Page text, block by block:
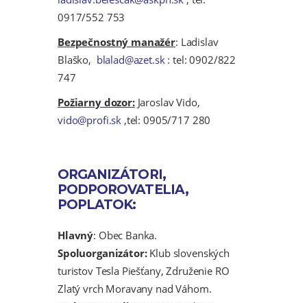
0917/552 753
Bezpečnostný manažér: Ladislav
Blaško, blalad@azet.sk: tel: 0902/822
747
Požiarny dozor:Jaroslav Vido,
vido@profi.sk ,tel: 0905/717 280
ORGANIZÁTORI,
PODPOROVATELIA,
POPLATOK:
Hlavný: Obec Banka.
Spoluorganizátor:Klub slovenských
turistov Tesla Piešťany, Združenie RO
Zlatý vrch Moravany nad Váhom.